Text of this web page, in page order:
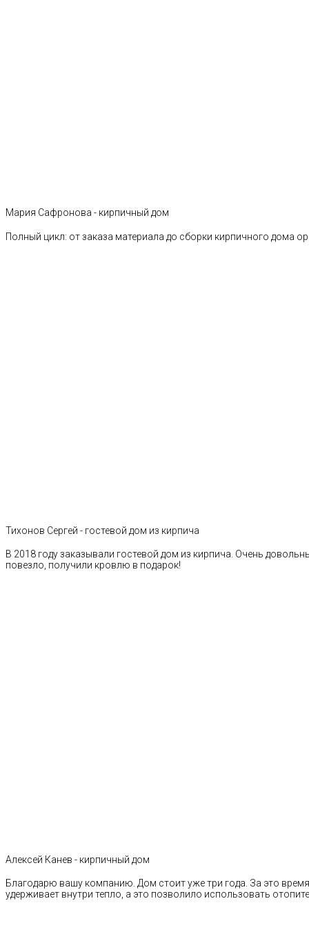
Мария Сафронова - кирпичный дом
Полный цикл: от заказа материала до сборки кирпичного дома
Тихонов Сергей - гостевой дом из кирпича
В 2018 году заказывали гостевой дом из кирпича. Очень
повезло, получили кровлю в подарок!
Алексей Канев - кирпичный дом
Благодарю вашу компанию. Дом стоит уже три года. За это
удерживает внутри тепло, а это позволило использовать